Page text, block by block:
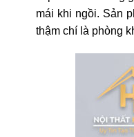
mái khi ngồi. Sản
thậm chí là phòng